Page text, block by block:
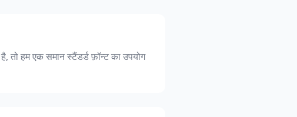
तो हम एक समान स्टैंडर्ड फ़ॉन्ट का उपयोग